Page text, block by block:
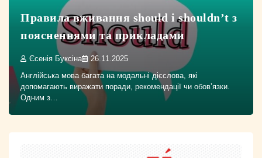
Правила вживання should і shouldn’t з
поясненнями та прикладами
Єсенія Буксіна 26.11.2025
Англійська мова багата на модальні дієслова, які
допомагають виражати поради, рекомендації чи обов’язки.
Одним з…